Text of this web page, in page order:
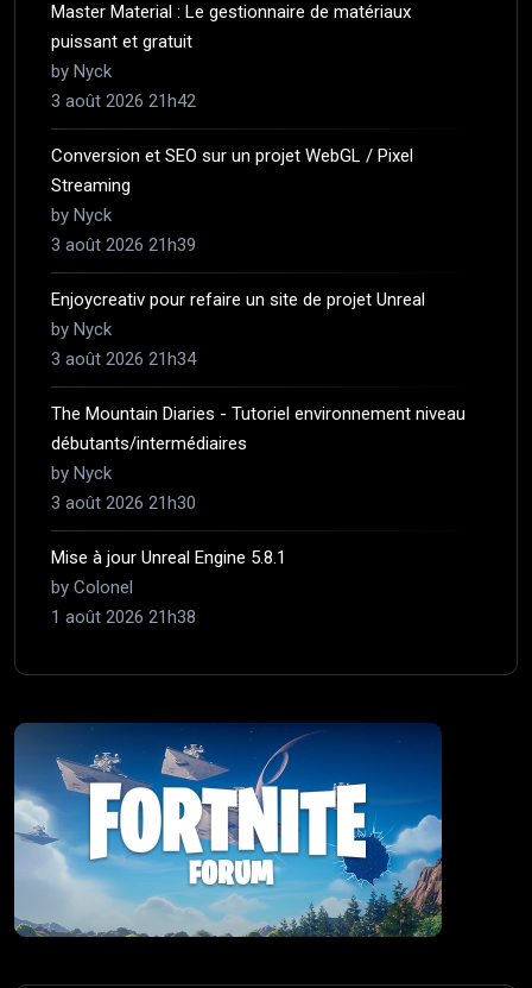
Master Material : Le gestionnaire de matériaux
puissant et gratuit
by Nyck
3 août 2026 21h42
Conversion et SEO sur un projet WebGL / Pixel
Streaming
by Nyck
3 août 2026 21h39
Enjoycreativ pour refaire un site de projet Unreal
by Nyck
3 août 2026 21h34
The Mountain Diaries - Tutoriel environnement niveau
débutants/intermédiaires
by Nyck
3 août 2026 21h30
Mise à jour Unreal Engine 5.8.1
by Colonel
1 août 2026 21h38